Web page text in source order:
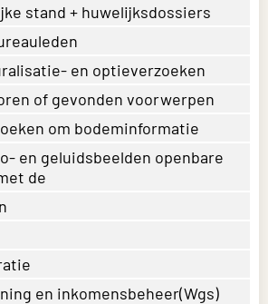
stand + huwelijksdossiers
en optieverzoeken
of gevonden voorwerpen
om bodeminformatie
en geluidsbeelden openbare
de
en inkomensbeheer(Wgs)